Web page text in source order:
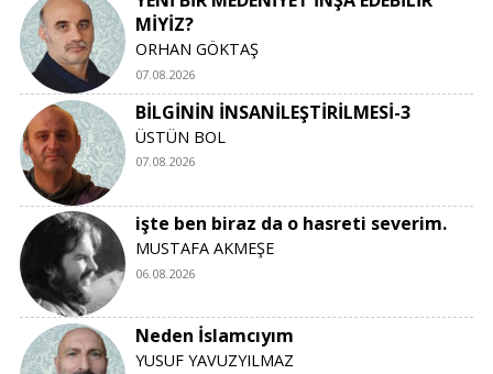
MİYİZ?
ORHAN GÖKTAŞ
07.08.2026
BİLGİNİN İNSANİLEŞTİRİLMESİ-3
ÜSTÜN BOL
07.08.2026
işte ben biraz da o hasreti severim.
MUSTAFA AKMEŞE
06.08.2026
Neden İslamcıyım
YUSUF YAVUZYILMAZ